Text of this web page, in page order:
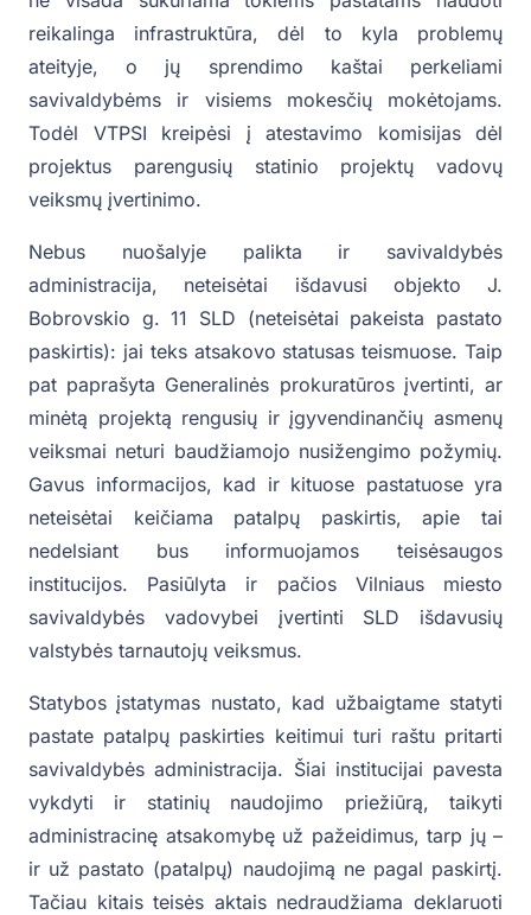
reikalinga infrastruktūra, dėl to kyla problemų
ateityje, o jų sprendimo kaštai perkeliami
savivaldybėms ir visiems mokesčių mokėtojams.
Todėl VTPSI kreipėsi į atestavimo komisijas dėl
projektus parengusių statinio projektų vadovų
veiksmų įvertinimo.
Nebus nuošalyje palikta ir savivaldybės
administracija, neteisėtai išdavusi objekto J.
Bobrovskio g. 11 SLD (neteisėtai pakeista pastato
paskirtis): jai teks atsakovo statusas teismuose. Taip
pat paprašyta Generalinės prokuratūros įvertinti, ar
minėtą projektą rengusių ir įgyvendinančių asmenų
veiksmai neturi baudžiamojo nusižengimo požymių.
Gavus informacijos, kad ir kituose pastatuose yra
neteisėtai keičiama patalpų paskirtis, apie tai
nedelsiant bus informuojamos teisėsaugos
institucijos. Pasiūlyta ir pačios Vilniaus miesto
savivaldybės vadovybei įvertinti SLD išdavusių
valstybės tarnautojų veiksmus.
Statybos įstatymas nustato, kad užbaigtame statyti
pastate patalpų paskirties keitimui turi raštu pritarti
savivaldybės administracija. Šiai institucijai pavesta
vykdyti ir statinių naudojimo priežiūrą, taikyti
administracinę atsakomybę už pažeidimus, tarp jų –
ir už pastato (patalpų) naudojimą ne pagal paskirtį.
Tačiau kitais teisės aktais nedraudžiama deklaruoti